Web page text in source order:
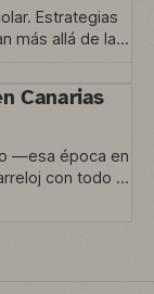
Estrategias
más allá de las
Canarias
—esa época en
con todo lo
de